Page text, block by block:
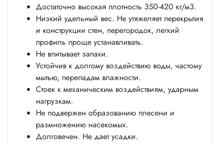
Достаточно высокая плотность 350-420 кг/м3.
Низкий удельный вес. Не утяжеляет перекрытия
и конструкции стен, перегородок, легкий
профиль проще устанавливать.
Не впитывает запахи.
Устойчив к долгому воздействию воды, частому
мытью, перепадам влажности.
Стоек к механическим воздействиям, ударным
нагрузкам.
Не подвержен образованию плесени и
размножению насекомых.
Долговечен. Не дает усадки.